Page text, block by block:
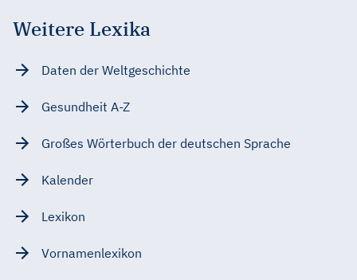
Weitere Lexika
Daten der Weltgeschichte
Gesundheit A-Z
Großes Wörterbuch der deutschen Sprache
Kalender
Lexikon
Vornamenlexikon